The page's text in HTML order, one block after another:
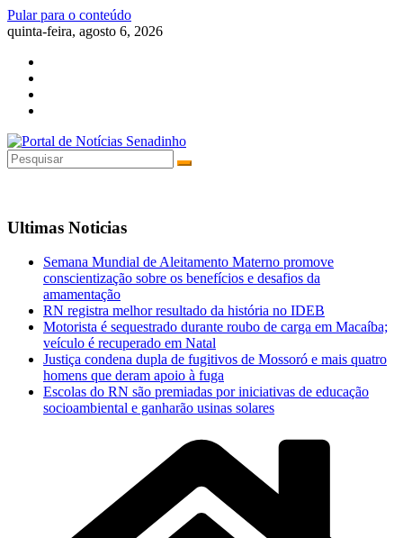
Pular para o conteúdo
quinta-feira, agosto 6, 2026
Ultimas Noticias
Semana Mundial de Aleitamento Materno promove
conscientização sobre os benefícios e desafios da
amamentação
RN registra melhor resultado da história no IDEB
Motorista é sequestrado durante roubo de carga em Macaíba;
veículo é recuperado em Natal
Justiça condena dupla de fugitivos de Mossoró e mais quatro
homens que deram apoio à fuga
Escolas do RN são premiadas por iniciativas de educação
socioambiental e ganharão usinas solares